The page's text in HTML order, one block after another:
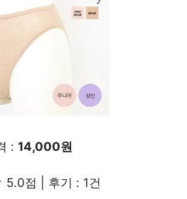
: 14,000원
점 | 후기 : 1건